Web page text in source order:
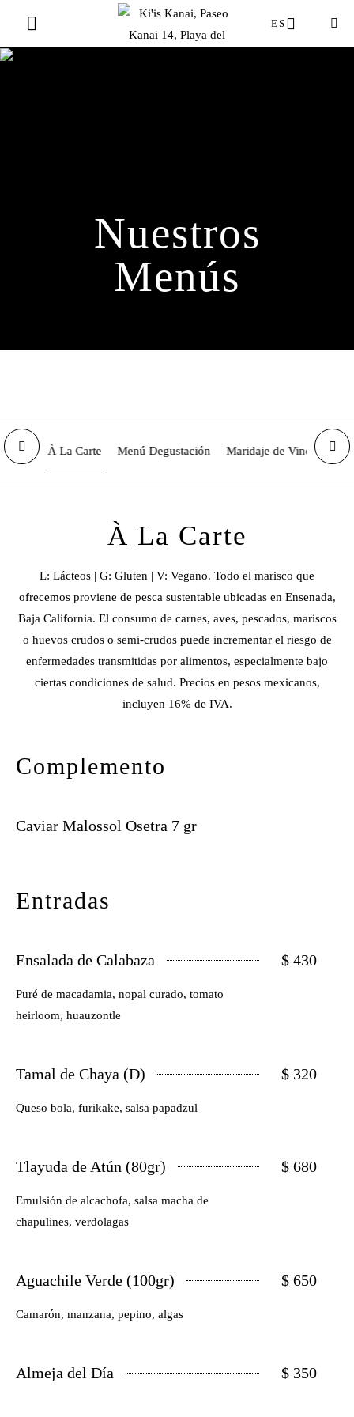
Skip to main content
ES
Nuestros
Menús
À La Carte Menú Degustación Maridaje de Vinos
À La Carte
L: Lácteos | G: Gluten | V: Vegano. Todo el marisco que
ofrecemos proviene de pesca sustentable ubicadas en Ensenada,
Baja California. El consumo de carnes, aves, pescados, mariscos
o huevos crudos o semi-crudos puede incrementar el riesgo de
enfermedades transmitidas por alimentos, especialmente bajo
ciertas condiciones de salud. Precios en pesos mexicanos,
incluyen 16% de IVA.
Complemento
Caviar Malossol Osetra 7 gr
Entradas
Ensalada de Calabaza $ 430
Puré de macadamia, nopal curado, tomato
heirloom, huauzontle
Tamal de Chaya (D) $ 320
Queso bola, furikake, salsa papadzul
Tlayuda de Atún (80gr) $ 680
Emulsión de alcachofa, salsa macha de
chapulines, verdolagas
Aguachile Verde (100gr) $ 650
Camarón, manzana, pepino, algas
Almeja del Día $ 350